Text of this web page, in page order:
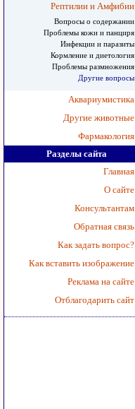
Рептилии и Амфибии
Вопросы о содержании
Проблемы кожи и панциря
Инфекции и паразиты
Кормление и диетология
Проблемы размножения
Другие вопросы
Аквариумистика
Другие животные
Фармакология
Разделы сайта
Главная
О сайте
Консультантам
Обратная связь
Как задать вопрос?
Как вставить изображение
Реклама на сайте
Отблагодарить сайт